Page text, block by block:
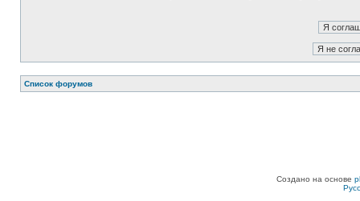
Список форумов
Создано на основе